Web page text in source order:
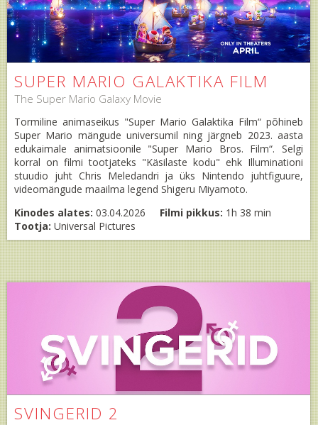
SUPER MARIO GALAKTIKA FILM
The Super Mario Galaxy Movie
Tormiline animaseikus "Super Mario Galaktika Film“ põhineb
Super Mario mängude universumil ning järgneb 2023. aasta
edukaimale animatsioonile "Super Mario Bros. Film“. Selgi
korral on filmi tootjateks "Käsilaste kodu" ehk Illuminationi
stuudio juht Chris Meledandri ja üks Nintendo juhtfiguure,
videomängude maailma legend Shigeru Miyamoto.
Kinodes alates: 03.04.2026 Filmi pikkus: 1h 38 min
Tootja: Universal Pictures
SVINGERID 2